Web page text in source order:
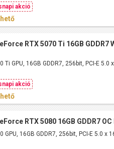
akció
RTX 5070 Ti 16GB GDDR7
Ti GPU, 16GB GDDR7, 256bit, PCI-E
akció
RTX 5080 16GB GDDR7
GPU, 16GB GDDR7, 256bit, PCI-E 5.0